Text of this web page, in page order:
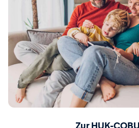
Zur HUK-